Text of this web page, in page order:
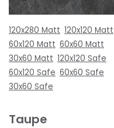
120x280 Matt 120x120 Matt
60x120 Matt 60x60 Matt
30x60 Matt 120x120 Safe
60x120 Safe 60x60 Safe
30x60 Safe
Taupe